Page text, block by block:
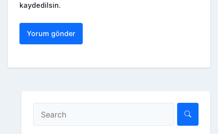
kaydedilsin.